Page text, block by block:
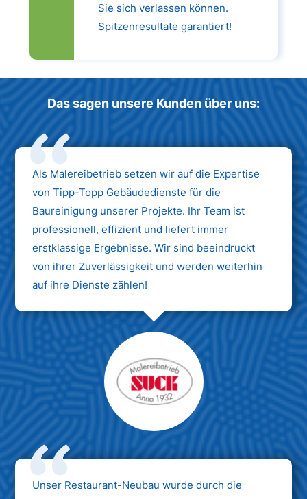
Sie sich verlassen können.
Spitzenresultate garantiert!
Das sagen unsere Kunden über uns:
Als Malereibetrieb setzen wir auf die Expertise
von Tipp-Topp Gebäudedienste für die
Baureinigung unserer Projekte. Ihr Team ist
professionell, effizient und liefert immer
erstklassige Ergebnisse. Wir sind beeindruckt
von ihrer Zuverlässigkeit und werden weiterhin
auf ihre Dienste zählen!
Unser Restaurant-Neubau wurde durch die